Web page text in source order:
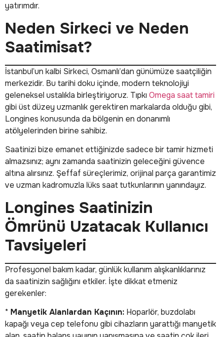
yatırımdır.
Neden Sirkeci ve Neden
Saatimisat?
İstanbul’un kalbi Sirkeci, Osmanlı’dan günümüze saatçiliğin
merkezidir. Bu tarihi doku içinde, modern teknolojiyi
geleneksel ustalıkla birleştiriyoruz. Tıpkı Omega saat tamiri
gibi üst düzey uzmanlık gerektiren markalarda olduğu gibi,
Longines konusunda da bölgenin en donanımlı
atölyelerinden birine sahibiz.
Saatinizi bize emanet ettiğinizde sadece bir tamir hizmeti
almazsınız; aynı zamanda saatinizin geleceğini güvence
altına alırsınız. Şeffaf süreçlerimiz, orijinal parça garantimiz
ve uzman kadromuzla lüks saat tutkunlarının yanındayız.
Longines Saatinizin
Ömrünü Uzatacak Kullanıcı
Tavsiyeleri
Profesyonel bakım kadar, günlük kullanım alışkanlıklarınız
da saatinizin sağlığını etkiler. İşte dikkat etmeniz
gerekenler:
* Manyetik Alanlardan Kaçının: Hoparlör, buzdolabı
kapağı veya cep telefonu gibi cihazların yarattığı manyetik